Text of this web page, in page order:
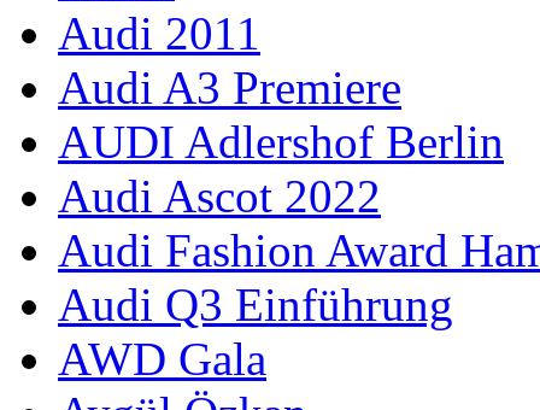
Audi 2011
Audi A3 Premiere
AUDI Adlershof Berlin
Audi Ascot 2022
Audi Fashion Award
Audi Q3 Einführung
AWD Gala